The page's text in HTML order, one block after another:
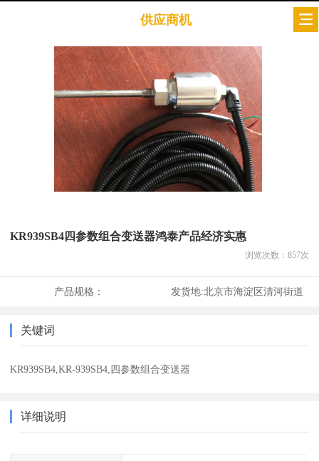
供应商机
KR939SB4四参数组合变送器鸿泰产品经济实惠
浏览次数： 857次
产品规格： 发货地:北京市海淀区清河街道
关键词
KR939SB4,KR-939SB4,四参数组合变送器
详细说明